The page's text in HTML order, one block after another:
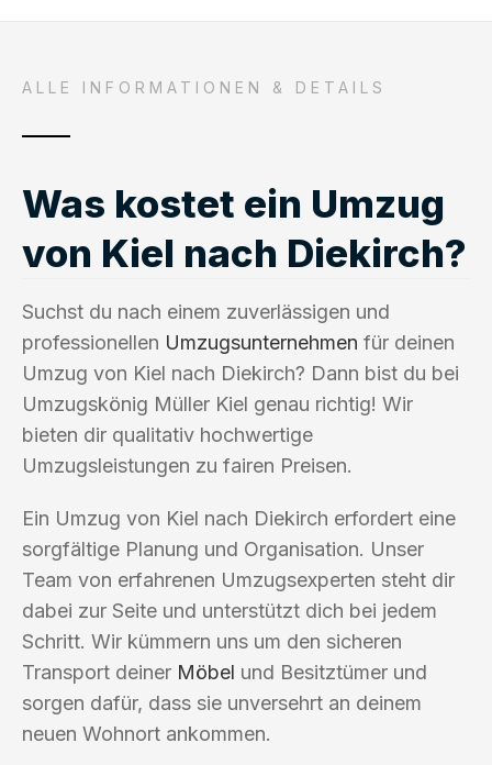
ALLE INFORMATIONEN & DETAILS
Was kostet ein Umzug
von Kiel nach Diekirch?
Suchst du nach einem zuverlässigen und
professionellen Umzugsunternehmen für deinen
Umzug von Kiel nach Diekirch? Dann bist du bei
Umzugskönig Müller Kiel genau richtig! Wir
bieten dir qualitativ hochwertige
Umzugsleistungen zu fairen Preisen.
Ein Umzug von Kiel nach Diekirch erfordert eine
sorgfältige Planung und Organisation. Unser
Team von erfahrenen Umzugsexperten steht dir
dabei zur Seite und unterstützt dich bei jedem
Schritt. Wir kümmern uns um den sicheren
Transport deiner Möbel und Besitztümer und
sorgen dafür, dass sie unversehrt an deinem
neuen Wohnort ankommen.